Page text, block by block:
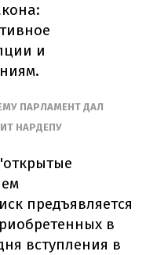
и
ПАРЛАМЕНТ ДАЛ
НАРДЕПУ
предъявляется
в
вступления в